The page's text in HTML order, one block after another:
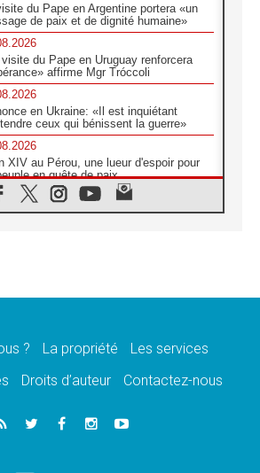
du Pape en Argentine portera «un
de paix et de dignité humaine»
du Pape en Uruguay renforcera
affirme Mgr Tróccoli
en Ukraine: «Il est inquiétant
ceux qui bénissent la guerre»
XIV au Pérou, une lueur d'espoir pour
en quête de paix
L'Église en Afrique vers
et au Pérou
générale: la prière est un acte
XIV invite les Chevaliers de Colomb à
? La propriété
Les services
Droits d’auteur Contactez-nous